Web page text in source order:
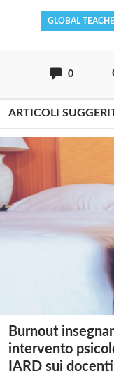
GLOBAL
0
ARTICOLI
Burnout
intervento
IARD sui docenti